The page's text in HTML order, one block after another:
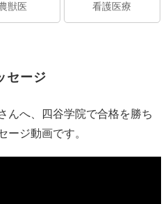
獣医 看護医療
セージ
んへ、四谷学院で合格を勝ち
ジ動画です。